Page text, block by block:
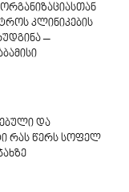
კლინიკების
–
და
რას წერს სოფელ